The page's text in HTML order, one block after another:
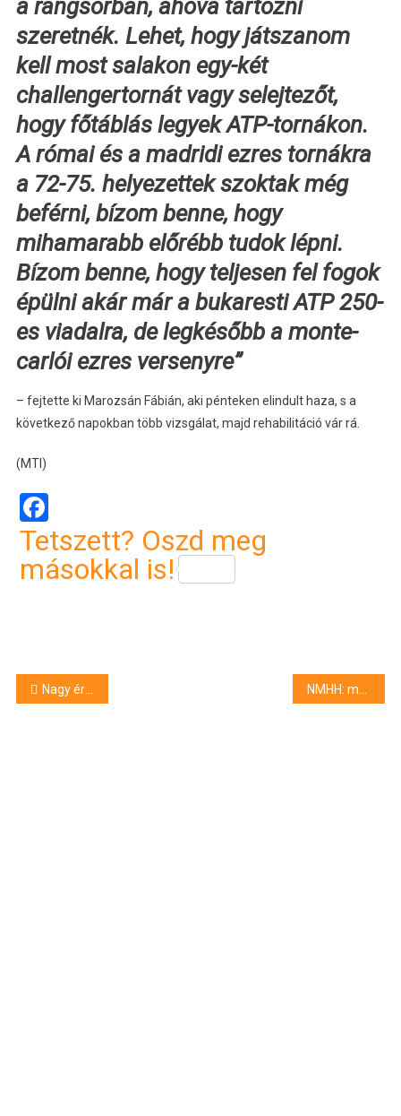
a rangsorban, ahova tartozni
szeretnék. Lehet, hogy játszanom
kell most salakon egy-két
challengertornát vagy selejtezőt,
hogy főtáblás legyek ATP-tornákon.
A római és a madridi ezres tornákra
a 72-75. helyezettek szoktak még
beférni, bízom benne, hogy
mihamarabb előrébb tudok lépni.
Bízom benne, hogy teljesen fel fogok
épülni akár már a bukaresti ATP 250-
es viadalra, de legkésőbb a monte-
carlói ezres versenyre”
– fejtette ki Marozsán Fábián, aki pénteken elindult haza, s a
következő napokban több vizsgálat, majd rehabilitáció vár rá.
(MTI)
Facebook
Tetszett? Oszd meg
másokkal is!
Bejegyzés
Nagy értékű számítógépes eszközparkkal szerelhetik fel az ELTE okoslaboratóriumát